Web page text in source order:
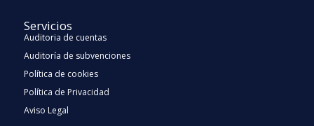
o
k
r
a
m
i
n
Servicios
Auditoria de cuentas
Auditoría de subvenciones
Política de cookies
Política de Privacidad
Aviso Legal